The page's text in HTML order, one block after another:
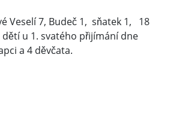
Veselí 7, Budeč 1, sňatek 1, 18
u 1. svatého přijímání dne
a 4 děvčata.